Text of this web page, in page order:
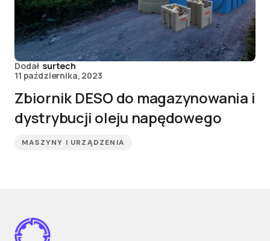
Dodał surtech
11 października, 2023
Zbiornik DESO do magazynowania i
dystrybucji oleju napędowego
MASZYNY I URZĄDZENIA